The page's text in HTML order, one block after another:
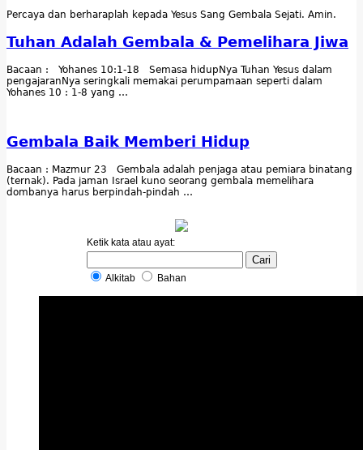
Percaya dan berharaplah kepada Yesus Sang Gembala Sejati. Amin.
Tuhan Adalah Gembala & Pemelihara Jiwa
Bacaan : Yohanes 10:1-18 Semasa hidupNya Tuhan Yesus dalam
pengajaranNya seringkali memakai perumpamaan seperti dalam
Yohanes 10 : 1-8 yang …
Gembala Baik Memberi Hidup
Bacaan : Mazmur 23 Gembala adalah penjaga atau pemiara binatang
(ternak). Pada jaman Israel kuno seorang gembala memelihara
dombanya harus berpindah-pindah …
Ketik kata atau ayat:
Alkitab Bahan